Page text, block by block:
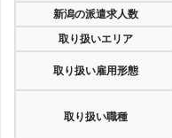
新潟の派遣求人数
取り扱いエリア
取り扱い雇用形態
取り扱い職種